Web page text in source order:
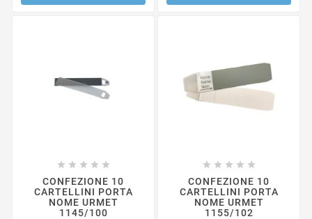
    
CONFEZIONE 10
CARTELLINI PORTA
NOME URMET
1145/100
    
CONFEZIONE 10
CARTELLINI PORTA
NOME URMET
1155/102